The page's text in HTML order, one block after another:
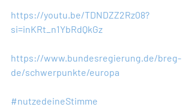
https://youtu.be/TDNDZZ2Rz08?
si=inKRt_n1YbRdQkGz
https://www.bundesregierung.de/breg-
de/schwerpunkte/europa
#nutzedeineStimme